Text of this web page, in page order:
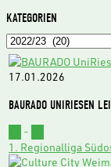
KATEGORIEN
Kategorien
17.01.2026
BAURADO UNIRIESEN
-
1. Regionalliga